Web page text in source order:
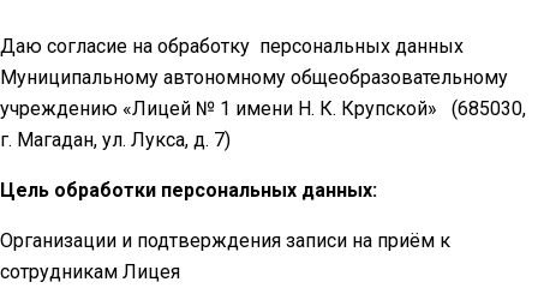
Даю согласие на обработку персональных данных
Муниципальному автономному общеобразовательному
учреждению «Лицей № 1 имени Н. К. Крупской»
(685030,
г. Магадан, ул. Лукса, д. 7)
Цель обработки персональных данных:
Организации и подтверждения записи на приём к
сотрудникам Лицея